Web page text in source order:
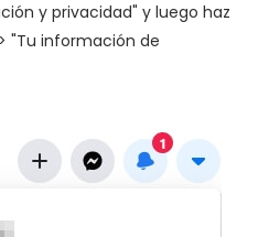
y privacidad" y luego haz
"Tu información de